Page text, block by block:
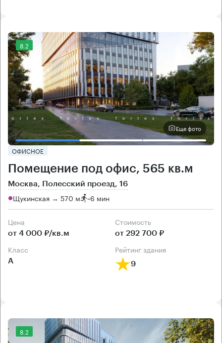
8.2
Еще фото
ОФИСНОЕ
Помещение под офис, 565 кв.м
Москва, Полесский проезд, 16
Щукинская → 570 м ~6 мин
Цена
от 4 000 ₽/кв.м
Cтоимость
от 292 700 ₽
класс
А
рейтинг здания
9
8.2